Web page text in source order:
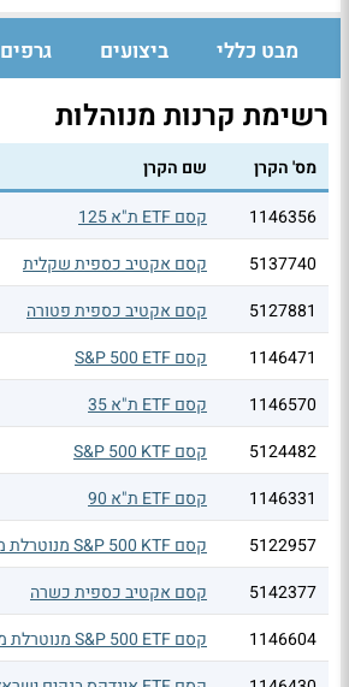
מבט כללי ביצועים גרפים
רשימת קרנות מנוהלות
מס' הקרן שם הקרן
1146356 קסם ETF ת"א 125
5137740
קסם אקטיב כספית שקלית
5127881
קסם אקטיב כספית פטורה
1146471
קסם S&P 500 ETF
1146570
קסם ETF ת"א 35
5124482
קסם S&P 500 KTF
1146331
קסם ETF ת"א 90
5122957
קסם S&P 500 KTF מנוטרלת מט"ח
5142377
קסם אקטיב כספית כשרה
1146604
קסם S&P 500 ETF מנוטרלת מט"ח